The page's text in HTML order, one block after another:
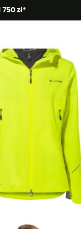
750 zł*